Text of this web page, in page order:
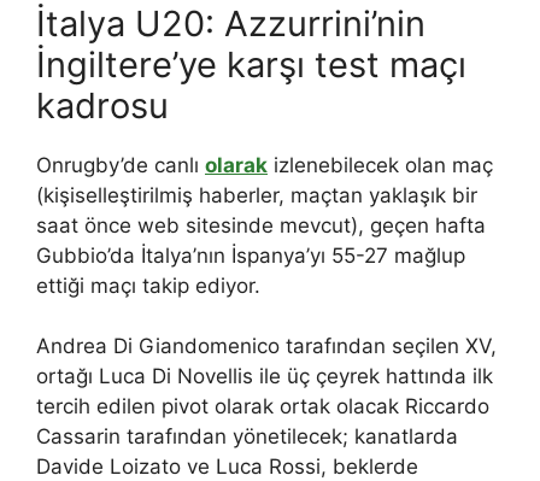
İtalya U20: Azzurrini’nin
İngiltere’ye karşı test maçı
kadrosu
Onrugby’de canlı olarak izlenebilecek olan maç
(kişiselleştirilmiş haberler, maçtan yaklaşık bir
saat önce web sitesinde mevcut), geçen hafta
Gubbio’da İtalya’nın İspanya’yı 55-27 mağlup
ettiği maçı takip ediyor.
Andrea Di Giandomenico tarafından seçilen XV,
ortağı Luca Di Novellis ile üç çeyrek hattında ilk
tercih edilen pivot olarak ortak olacak Riccardo
Cassarin tarafından yönetilecek; kanatlarda
Davide Loizato ve Luca Rossi, beklerde